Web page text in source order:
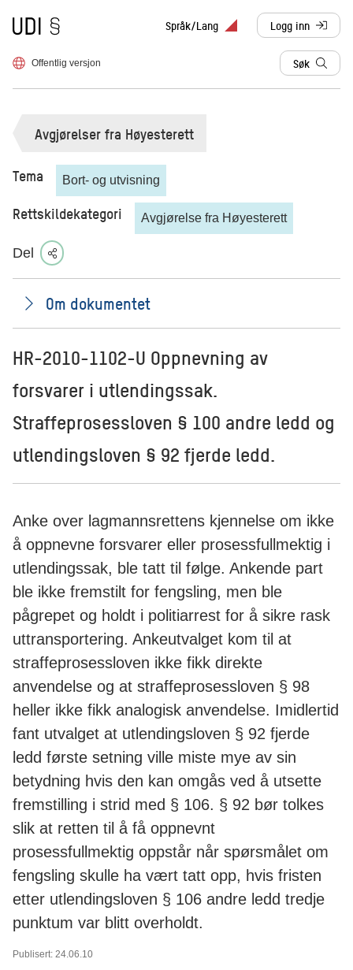
Til forsiden Språk/Lang Logg inn
, sendes til
Offentlig versjon Søk
Avgjørelser fra Høyesterett
Tema Bort- og utvisning
Rettskildekategori Avgjørelse fra Høyesterett
Del
Om dokumentet
HR-2010-1102-U Oppnevning av
forsvarer i utlendingssak.
Straffeprosessloven § 100 andre ledd og
utlendingsloven § 92 fjerde ledd.
Anke over lagmannsrettens kjennelse om ikke
å oppnevne forsvarer eller prosessfullmektig i
utlendingssak, ble tatt til følge. Ankende part
ble ikke fremstilt for fengsling, men ble
pågrepet og holdt i politiarrest for å sikre rask
uttransportering. Ankeutvalget kom til at
straffeprosessloven ikke fikk direkte
anvendelse og at straffeprosessloven § 98
heller ikke fikk analogisk anvendelse. Imidlertid
fant utvalget at utlendingsloven § 92 fjerde
ledd første setning ville miste mye av sin
betydning hvis den kan omgås ved å utsette
fremstilling i strid med § 106. § 92 bør tolkes
slik at retten til å få oppnevnt
prosessfullmektig oppstår når spørsmålet om
fengsling skulle ha vært tatt opp, hvis fristen
etter utlendingsloven § 106 andre ledd tredje
punktum var blitt overholdt.
Publisert: 24.06.10